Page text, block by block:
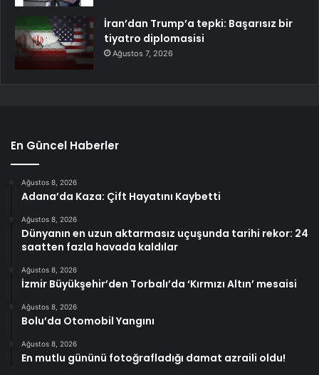
İran’dan Trump’a tepki: Başarısız bir
tiyatro diplomasisi
Ağustos 7, 2026
En Güncel Haberler
Ağustos 8, 2026
Adana’da Kaza: Çift Hayatını Kaybetti
Ağustos 8, 2026
Dünyanın en uzun aktarmasız uçuşunda tarihi rekor: 24
saatten fazla havada kaldılar
Ağustos 8, 2026
İzmir Büyükşehir’den Torbalı’da ‘Kırmızı Altın’ mesaisi
Ağustos 8, 2026
Bolu’da Otomobil Yangını
Ağustos 8, 2026
En mutlu gününü fotoğrafladığı damat azraili oldu!